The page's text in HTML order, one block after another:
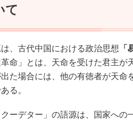
て
は、古代中国における政治思想
命」とは、天命を受けた君主が
た場合には、他の有徳者が天命
る。
ーデター」の語源は、国家への